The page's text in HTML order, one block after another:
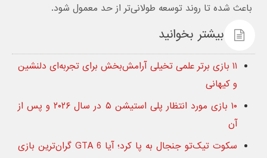
باعث شده تا روند توسعه طولانی‌تر از حد معمول شود.
بیشتر بخوانید
۱۱ بازی برتر علمی تخیلی آرامش‌بخش برای تجربه‌ای دلنشین
و کیهانی
۱۰ بازی مورد انتظار پلی استیشن ۵ در سال ۲۰۲۶ و پس از
آن
سکوت تیک‌تو جنجال به پا کرد؛ آیا GTA 6 گران‌ترین بازی